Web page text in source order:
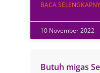
BACA
10 November 2022
Butuh migas